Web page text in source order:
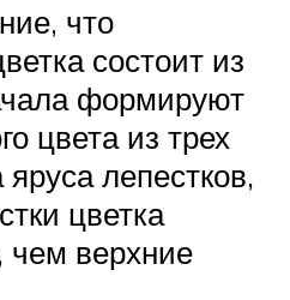
что
состоит из
формируют
цвета из трех
лепестков,
цветка
чем верхние